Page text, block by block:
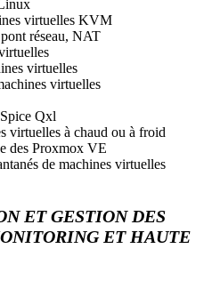
virtuelles KVM
réseau, NAT
virtuelles
virtuelles
Qxl
virtuelles à chaud ou à froid
des Proxmox VE
de machines virtuelles
ET GESTION DES
ET HAUTE